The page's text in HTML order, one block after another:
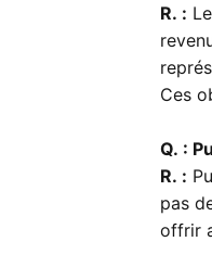
R. :
Ces
Q. :
R. :
pas
offrir